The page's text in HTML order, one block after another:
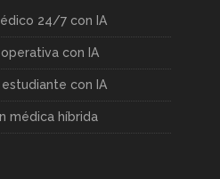
24/7 con IA
operativa con IA
con IA
médica híbrida